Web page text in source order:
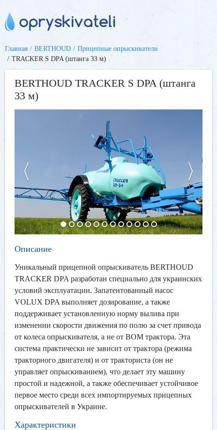
Главная BERTHOUD
Прицепные опрыскиватели
TRACKER S DPA (штанга 33 м)
BERTHOUD TRACKER S DPA (штанга
33 м)
Описание
Уникальный прицепной опрыскиватель BERTHOUD
TRACKER DPA разработан специально для украинских
условий эксплуатации. Запатентованный насос
VOLUX DPA выполняет дозирование, а также
поддерживает установленную норму вылива при
изменении скорости движения по полю за счет привода
от колеса опрыскивателя, а не от ВОМ трактора. Эта
система практически не зависит от трактора (режима
тракторного двигателя) и от тракториста (он не
управляет опрыскиванием), что делает эту машину
простой и надежной, а также обеспечивает устойчивое
первое место среди всех импортируемых прицепных
опрыскивателей в Украине.
Характеристики